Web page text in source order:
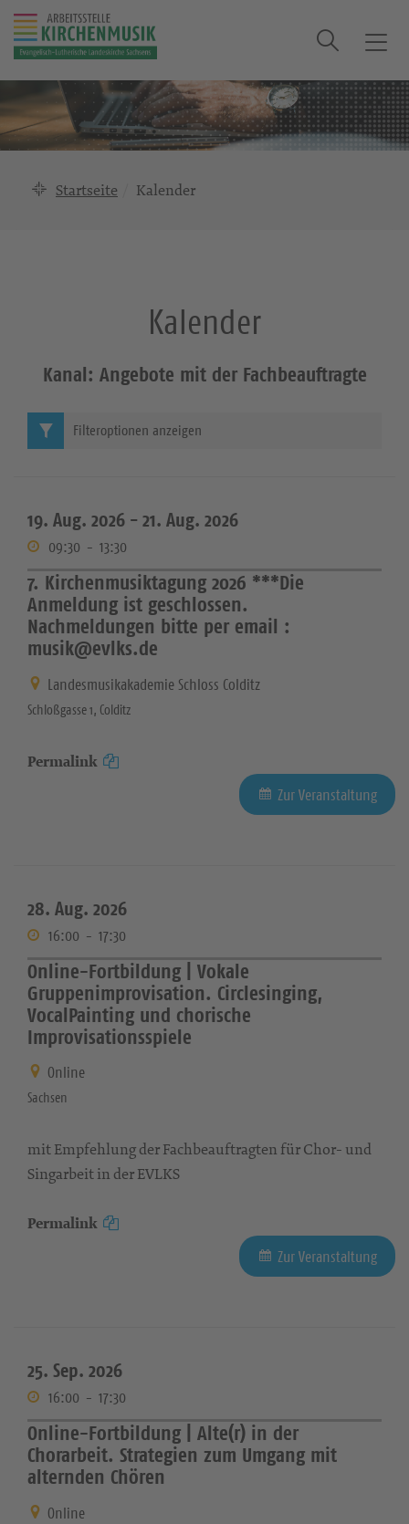
T
g
g
l
Suche
Startseite Kalender
Kalender
Kanal: Angebote mit der Fachbeauftragte
19. Aug. 2026 - 21. Aug. 2026
09:30 - 13:30
7. Kirchenmusiktagung 2026 ***Die
Anmeldung ist geschlossen.
Nachmeldungen bitte per email :
musik@evlks.de
Landesmusikakademie Schloss Colditz
Schloßgasse 1, Colditz
Permalink
Zur Veranstaltung
28. Aug. 2026
16:00 - 17:30
Online-Fortbildung | Vokale
Gruppenimprovisation. Circlesinging,
VocalPainting und chorische
Improvisationsspiele
Online
Sachsen
mit Empfehlung der Fachbeauftragten für Chor- und
Singarbeit in der EVLKS
Permalink
Zur Veranstaltung
25. Sep. 2026
16:00 - 17:30
Online-Fortbildung | Alte(r) in der
Chorarbeit. Strategien zum Umgang mit
alternden Chören
Online
Filteroptionen anzeigen